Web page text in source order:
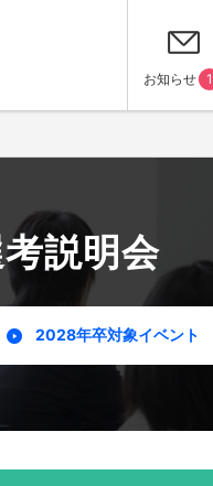
お知らせ 1
説明会
2028年卒対象イベント